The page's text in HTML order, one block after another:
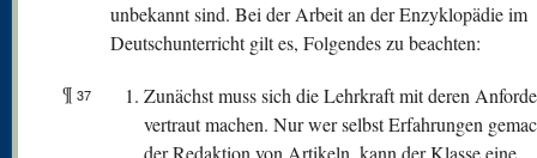
unbekannt sind. Bei der Arbeit an der Enzyklopädie im
Deutschunterricht gilt es, Folgendes zu beachten:
¶ 37
Zunächst muss sich die Lehrkraft mit deren
vertraut machen. Nur wer selbst Erfahrungen
der Redaktion von Artikeln, kann der Klasse eine